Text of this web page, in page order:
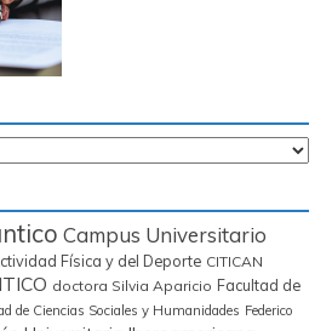
Campus Universitario
Física y del Deporte CITICAN
doctora Silvia Aparicio Facultad de
de Ciencias Sociales y Humanidades Federico